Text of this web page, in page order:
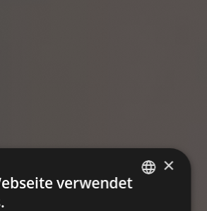
×
verwendet